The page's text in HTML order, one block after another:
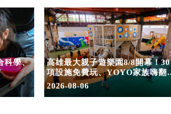
科學、
高雄最大親子遊樂園8/8開幕！30
項設施免費玩、YOYO家族嗨翻
假
2026-08-06